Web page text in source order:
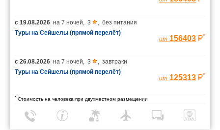
с 19.08.2026 на 7 ночей 3
без питания
Туры на Сейшелы (прямой перелёт)
от 156403 *
с 26.08.2026 на 7 ночей 3
завтраки
Туры на Сейшелы (прямой перелёт)
от 125313 *
* Стоимость на человека при двухместном размещении